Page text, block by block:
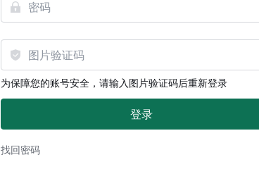
为保障您的账号安全，请输入图片验证码后重新登录
找回密码